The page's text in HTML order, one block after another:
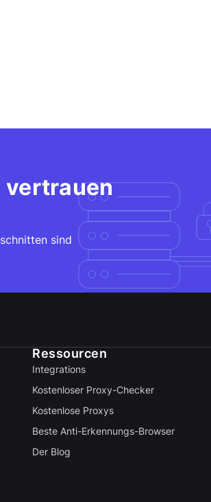
vertrauen
sind
Ressourcen
Integrations
Kostenloser Proxy-Checker
Kostenlose Proxys
Beste Anti-Erkennungs-Browser
Der Blog